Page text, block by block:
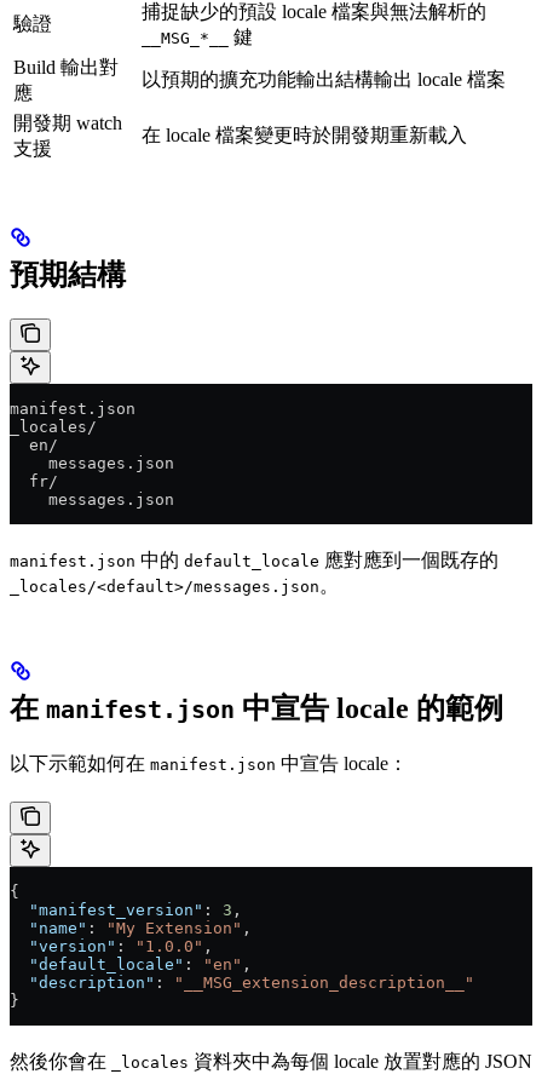
驗證
捕捉缺少的預設 locale 檔案與無法解析的
__MSG_*__
鍵
Build 輸出對
應
以預期的擴充功能輸出結構輸出 locale 檔案
開發期 watch
支援
在 locale 檔案變更時於開發期重新載入
預期結構
manifest.json
_locales/
  en/
    messages.json
  fr/
    messages.json
manifest.json 中的 default_locale 應對應到一個既存的
_locales/<default>/messages.json 。
在 manifest.json 中宣告 locale 的範例
以下示範如何在 manifest.json 中宣告 locale：
{
  "manifest_version"
: 3 ,
  "name"
: "My Extension" ,
  "version"
: "1.0.0" ,
  "default_locale"
: "en" ,
  "description"
:
"__MSG_extension_description__"
}
然後你會在 _locales 資料夾中為每個 locale 放置對應的 JSON